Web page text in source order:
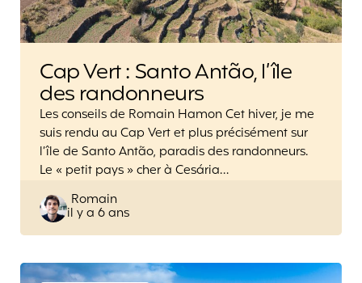
Cap Vert : Santo Antão, l’île
des randonneurs
Les conseils de Romain Hamon Cet hiver, je me
suis rendu au Cap Vert et plus précisément sur
l’île de Santo Antão, paradis des randonneurs.
Le « petit pays » cher à Cesária…
Posted
by
Romain
il y a 6 ans